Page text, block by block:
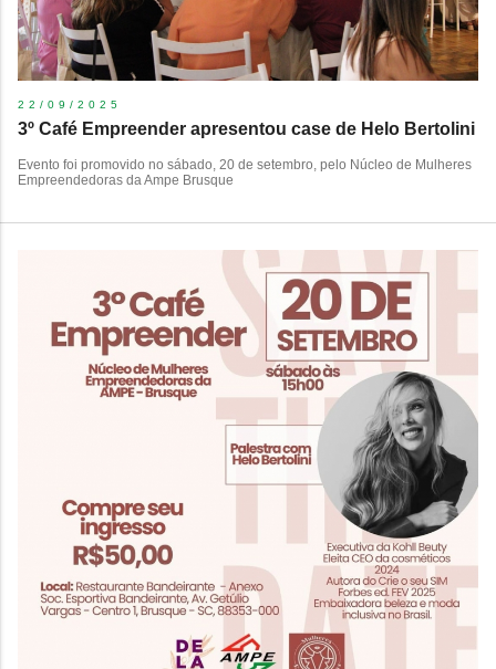
22/09/2025
3º Café Empreender apresentou case de Helo Bertolini
Evento foi promovido no sábado, 20 de setembro, pelo Núcleo de Mulheres
Empreendedoras da Ampe Brusque